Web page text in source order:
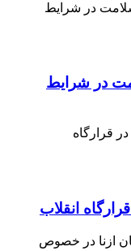
در شرایط
انقلاب